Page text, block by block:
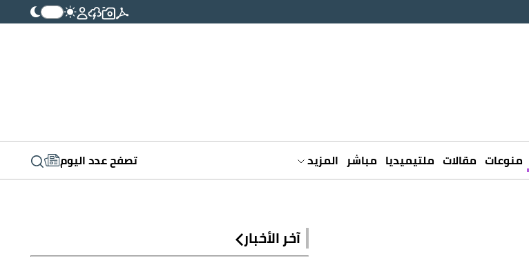
منوعات مقالات ملتيميديا مباشر المزيد تصفح عدد اليوم
آخر الأخبار